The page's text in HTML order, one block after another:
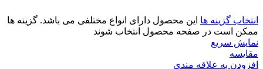
انتخاب گزینه ها این محصول دارای انواع مختلفی می باشد. گزینه ها
ممکن است در صفحه محصول انتخاب شوند
نمایش سریع
مقايسه
افزودن به علاقه مندی